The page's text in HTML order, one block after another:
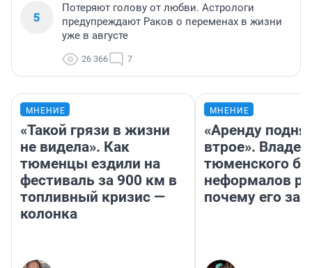
5
Потеряют голову от любви. Астрологи
предупреждают Раков о переменах в жизни
уже в августе
26 366 7
МНЕНИЕ
«Такой грязи в жизни
не видела». Как
тюменцы ездили на
фестиваль за 900 км в
топливный кризис —
колонка
МНЕНИЕ
«Аренду
втрое».
тюменского
неформалов
почему его